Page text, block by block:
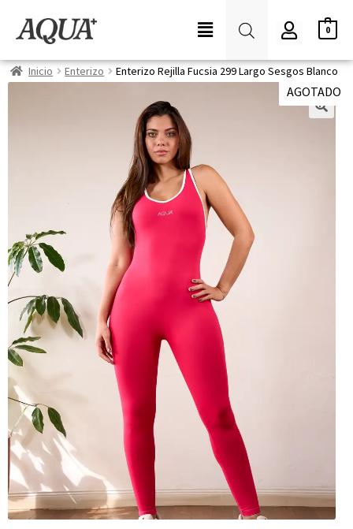
0
Inicio Enterizo Enterizo Rejilla Fucsia 299 Largo Sesgos Blanco
AGOTADO